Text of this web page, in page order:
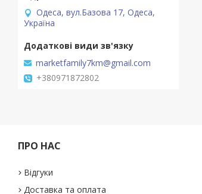
Одеса, вул.Базова 17, Одеса,
Україна
marketfamily7km@gmail.com
+380971872802
ПРО НАС
Відгуки
Доставка та оплата